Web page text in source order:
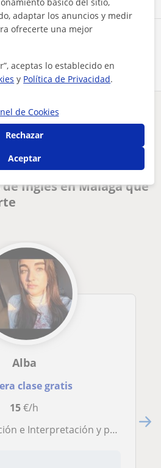
este perfil?
adultos de todos los nive...
Inglés en Málaga que
Alba
clase gratis
15€/h
y puedo dar clase a niños de cualquier edad.
adaptar los anuncios y medir
ofrecerte una mejor
aceptas lo establecido en
y Política de Privacidad.
de Cookies
Rechazar
Aceptar